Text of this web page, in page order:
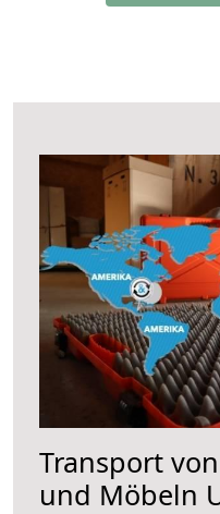
Transport
und Möbeln